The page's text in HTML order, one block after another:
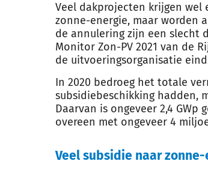
Veel dakprojecten krijgen wel
zonne-energie, maar worden
de annulering zijn een slecht
Monitor Zon-PV 2021 van de
de uitvoeringsorganisatie
In 2020 bedroeg het totale
subsidiebeschikking hadden,
Daarvan is ongeveer 2,4 GWp
overeen met ongeveer 4
Veel subsidie naar